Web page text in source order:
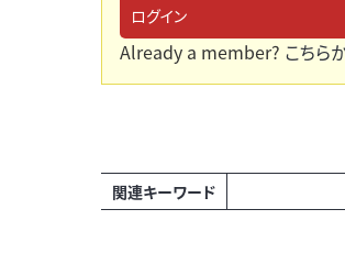
ログイン
Already a member? こちら
関連キーワード